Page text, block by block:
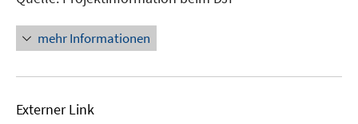
mehr Informationen
Externer Link